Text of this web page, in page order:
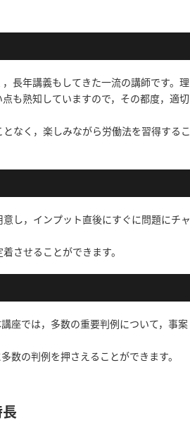
長年講義もしてきた一流の講師です。理
も熟知していますので，その都度，適切
なく，楽しみながら労働法を習得するこ
し，インプット直後にすぐに問題にチャ
させることができます。
座では，多数の重要判例について，事案
数の判例を押さえることができます。